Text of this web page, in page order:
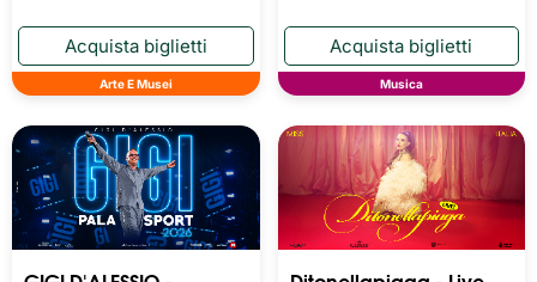
Arte E Musei Musica